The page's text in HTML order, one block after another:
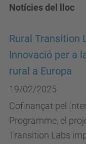
Notícies del lloc
Rural Transition
Innovació per a
rural a Europa
19/02/2025
Cofinançat pel
Programme, el
Transition Labs